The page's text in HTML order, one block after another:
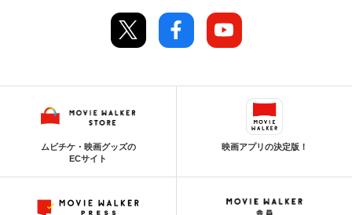
ムビチケ・映画グッズの
ECサイト
映画アプリの決定版！